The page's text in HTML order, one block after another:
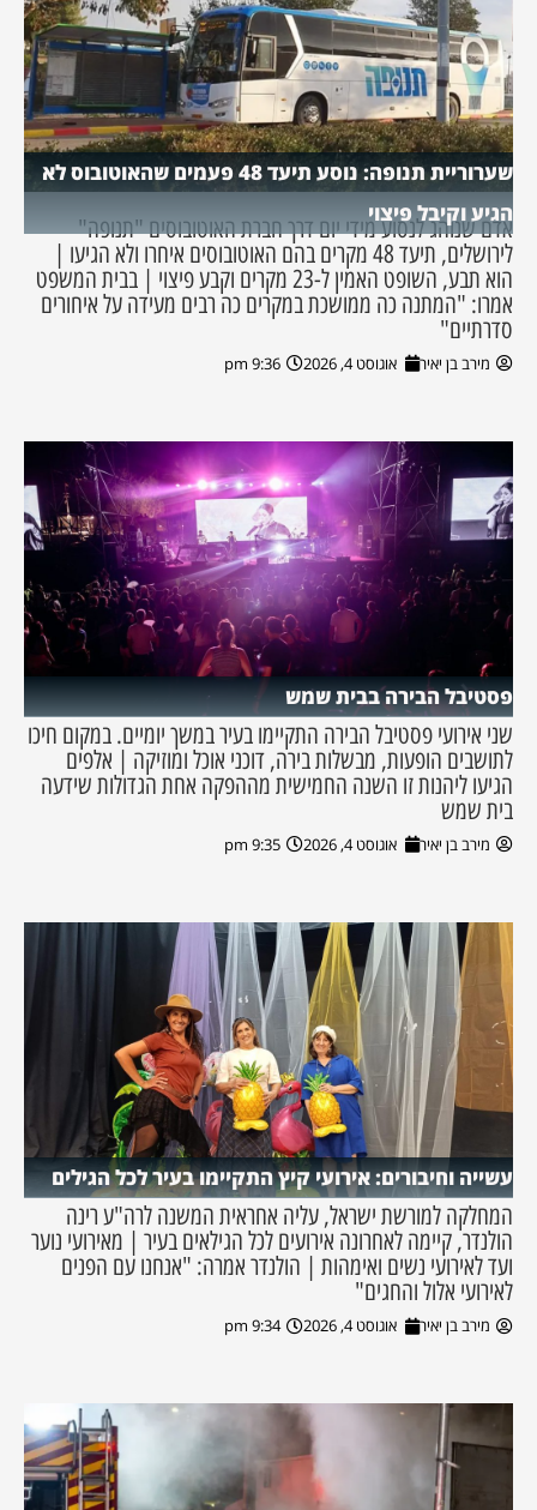
שערוריית תנופה: נוסע תיעד 48 פעמים שהאוטובוס לא
הגיע וקיבל פיצוי
אדם שנוהג לנסוע מידי יום דרך חברת האוטובוסים "תנופה"
לירושלים, תיעד 48 מקרים בהם האוטובוסים איחרו ולא הגיעו |
הוא תבע, השופט האמין ל-23 מקרים וקבע פיצוי | בבית המשפט
אמרו: "המתנה כה ממושכת במקרים כה רבים מעידה על איחורים
סדרתיים"
מירב בן יאיר אוגוסט 4, 2026 9:36 pm
פסטיבל הבירה בבית שמש
שני אירועי פסטיבל הבירה התקיימו בעיר במשך יומיים. במקום חיכו
לתושבים הופעות, מבשלות בירה, דוכני אוכל ומוזיקה | אלפים
הגיעו ליהנות זו השנה החמישית מההפקה אחת הגדולות שידעה
בית שמש
מירב בן יאיר אוגוסט 4, 2026 9:35 pm
עשייה וחיבורים: אירועי קיץ התקיימו בעיר לכל הגילים
המחלקה למורשת ישראל, עליה אחראית המשנה לרה"ע רינה
הולנדר, קיימה לאחרונה אירועים לכל הגילאים בעיר | מאירועי נוער
ועד לאירועי נשים ואימהות | הולנדר אמרה: "אנחנו עם הפנים
לאירועי אלול והחגים"
מירב בן יאיר אוגוסט 4, 2026 9:34 pm